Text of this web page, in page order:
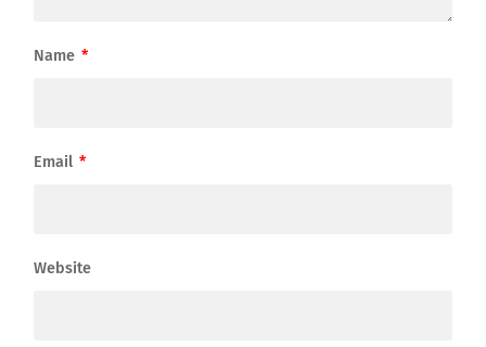
Name *
Email *
Website